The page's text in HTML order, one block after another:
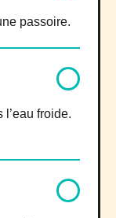
passoire.
froide.